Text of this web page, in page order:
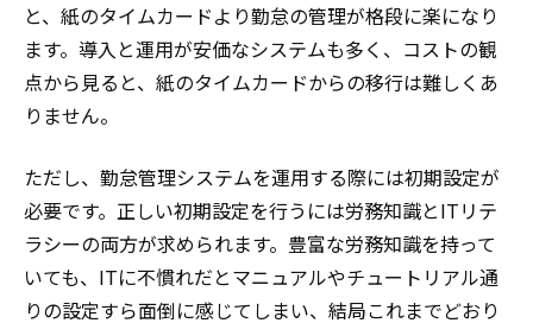
と、紙のタイムカードより勤怠の管理が格段に楽になり
ます。導入と運用が安価なシステムも多く、コストの観
点から見ると、紙のタイムカードからの移行は難しくあ
りません。
ただし、勤怠管理システムを運用する際には初期設定が
必要です。正しい初期設定を行うには労務知識とITリテ
ラシーの両方が求められます。豊富な労務知識を持って
いても、ITに不慣れだとマニュアルやチュートリアル通
りの設定すら面倒に感じてしまい、結局これまでどおり